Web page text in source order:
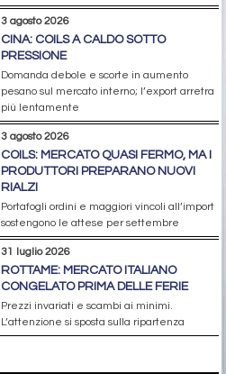
3 agosto 2026
CINA: COILS A CALDO SOTTO
PRESSIONE
Domanda debole e scorte in aumento
pesano sul mercato interno; l’export arretra
più lentamente
3 agosto 2026
COILS: MERCATO QUASI FERMO, MA I
PRODUTTORI PREPARANO NUOVI
RIALZI
Portafogli ordini e maggiori vincoli all’import
sostengono le attese per settembre
31 luglio 2026
ROTTAME: MERCATO ITALIANO
CONGELATO PRIMA DELLE FERIE
Prezzi invariati e scambi ai minimi.
L’attenzione si sposta sulla ripartenza